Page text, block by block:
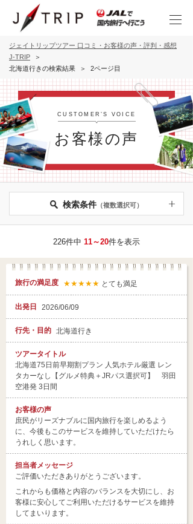
ジェイトリップツアー 口コミ・お客様の声・評判・感想
J-TRIP
北海道行きの検索結果
2ページ目
CUSTOMER’S VOICE
お客様の声
検索条件 （複数選択可）
226件中 11～20件を表示
旅行の満足度 ★★★★★ とても満足
出発日 2026/06/09
行先・目的 北海道行き
ツアータイトル
北海道75日前早期割プラン 人気ホテル厳選 レン
タカーなし【グルメ特典＋JRパス選択可】 羽田
空港発 3日間
お客様の声
庶民がリーズナブルに国内旅行を楽しめるよう
に、今後もこのサービスを維持していただけたら
うれしく思います。
担当者メッセージ
ご評価いただきありがとうございます。
これからも価格と内容のバランスを大切にし、お
客様に安心してご利用いただけるサービスを維持
してまいります。